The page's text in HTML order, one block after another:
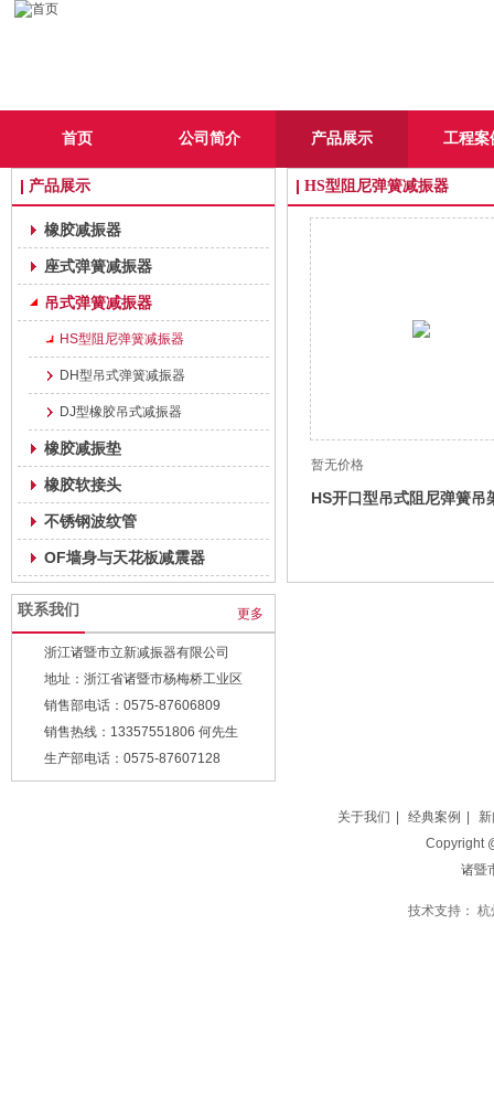
首页 公司简介 产品展示 工程案
产品展示
橡胶减振器
座式弹簧减振器
吊式弹簧减振器
HS型阻尼弹簧减振器
DH型吊式弹簧减振器
DJ型橡胶吊式减振器
橡胶减振垫
橡胶软接头
不锈钢波纹管
OF墙身与天花板减震器
联系我们 更多
浙江诸暨市立新减振器有限公司
地址：浙江省诸暨市杨梅桥工业区
销售部电话：0575-87606809
销售热线：13357551806 何先生
生产部电话：0575-87607128
传真：0575-87607828
HS型阻尼弹簧减振器
暂无价格
HS开口型吊式阻尼弹簧吊
关于我们 经典案例
Copyright
诸暨
技术支持： 杭